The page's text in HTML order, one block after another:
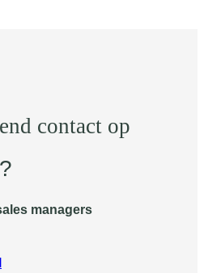
contact op
managers